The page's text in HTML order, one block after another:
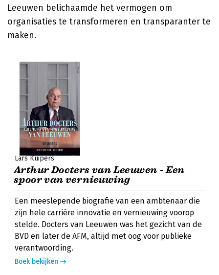
Leeuwen belichaamde het vermogen om
organisaties te transformeren en transparanter te
maken.
Lars Kuipers
Arthur Docters van Leeuwen - Een
spoor van vernieuwing
Een meeslepende biografie van een ambtenaar die
zijn hele carrière innovatie en vernieuwing voorop
stelde. Docters van Leeuwen was het gezicht van de
BVD en later de AFM, altijd met oog voor publieke
verantwoording.
Boek bekijken